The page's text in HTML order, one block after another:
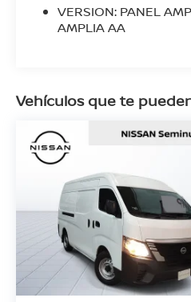
VERSION: PANEL
AMPLIA AA
Vehículos que te